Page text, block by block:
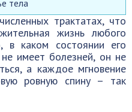
тела
трактатах, что
жизнь любого
в каком состоянии его
имеет болезней, он не
а каждое мгновение
ровную спину – так